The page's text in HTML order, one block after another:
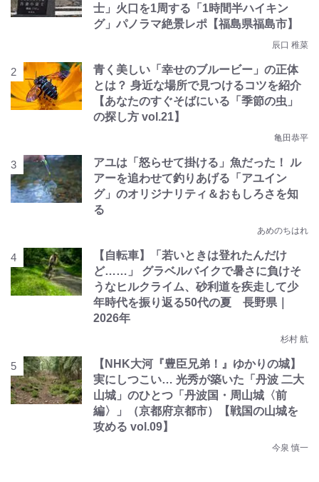
士」火口を1周する「1時間半ハイキン
グ」パノラマ絶景レポ【福島県福島市】
辰口 稚菜
青く美しい「幸せのブルービー」の正体
とは？ 身近な場所で見つけるコツを紹介
【あなたのすぐそばにいる「季節の虫」
の探し方 vol.21】
亀田恭平
アユは「怒らせて掛ける」魚だった！ ル
アーを追わせて釣りあげる「アユイン
グ」のオリジナリティ＆おもしろさを知
る
あめのちはれ
【自転車】「若いときは登れたんだけ
ど……」 グラベルバイクで暑さに負けそ
うなヒルクライム、砂利道を疾走して少
年時代を振り返る50代の夏 長野県｜
2026年
杉村 航
【NHK大河『豊臣兄弟！』ゆかりの城】
実にしつこい… 光秀が築いた「丹波 二大
山城」のひとつ「丹波国・周山城〈前
編〉」（京都府京都市）【戦国の山城を
攻める vol.09】
今泉 慎一